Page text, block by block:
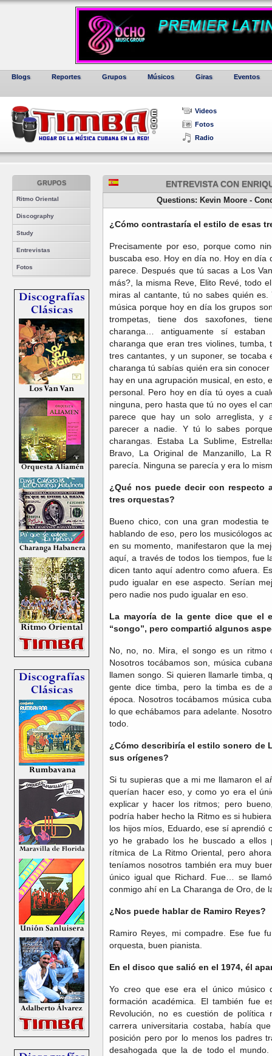
Blogs Reportes Grupos Músicos Giras Eventos
Videos
Fotos
Radio
GRUPOS
Ritmo Oriental
Discography
Study
Entrevistas
Fotos
ENTREVISTA CON
Questions: Kevin Moore -
¿Cómo contrastaría el estilo de esas
Precisamente por eso, porque como
buscaba eso. Hoy en día no. Hoy en día
parece. Después que tú sacas a Los
más?, la misma Reve, Elito Revé, todo
miras al cantante, tú no sabes quién
música porque hoy en día los grupos
trompetas, tiene dos saxofones,
charanga… antiguamente sí
charanga que eran tres violines,
tres cantantes, y un suponer, se
charanga tú sabías quién era sin
hay en una agrupación musical, en esto,
personal. Pero hoy en día tú oyes a
ninguna, pero hasta que tú no oyes el
parece que hay un solo arreglista, y
parecer a nadie. Y tú lo sabes
charangas. Estaba La Sublime,
Bravo, La Original de Manzanillo, La
parecía. Ninguna se parecía y era lo
¿Qué nos puede decir con respecto
tres orquestas?
Bueno chico, con una gran modestia
hablando de eso, pero los musicólogos
en su momento, manifestaron que la
aquí, a través de todos los tiempos, fue
dicen tanto aquí adentro como afuera.
pudo igualar en ese aspecto. Serían
pero nadie nos pudo igualar en eso.
La mayoría de la gente dice que el
“songo”, pero compartió algunos
No, no, no. Mira, el songo es un ritmo
Nosotros tocábamos son, música
llamen songo. Si quieren llamarle timba,
gente dice timba, pero la timba es de
época. Nosotros tocábamos música
lo que echábamos para adelante.
todo.
¿Cómo describiría el estilo sonero de
sus orígenes?
Si tu supieras que a mi me llamaron el
querían hacer eso, y como yo era el
explicar y hacer los ritmos; pero
podría haber hecho la Ritmo es si
los hijos míos, Eduardo, ese sí aprendió
yo he grabado los he buscado a
rítmica de La Ritmo Oriental, pero
teníamos nosotros también era muy
único igual que Richard. Fue… se
conmigo ahí en La Charanga de Oro, de
¿Nos puede hablar de Ramiro Reyes?
Ramiro Reyes, mi compadre. Ese fue
orquesta, buen pianista.
En el disco que salió en el 1974, él
Yo creo que ese era el único músico
formación académica. El también fue
Revolución, no es cuestión de
carrera universitaria costaba, había
posición pero por lo menos los padres
desahogada que la de todo el